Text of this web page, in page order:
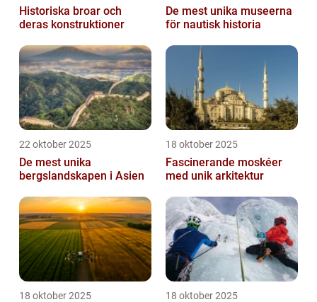
Historiska broar och
deras konstruktioner
De mest unika museerna
för nautisk historia
22 oktober 2025
De mest unika
bergslandskapen i Asien
18 oktober 2025
Fascinerande moskéer
med unik arkitektur
18 oktober 2025 18 oktober 2025